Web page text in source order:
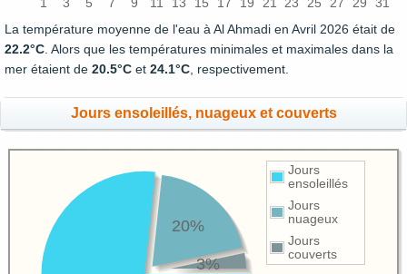
1 3 5 7 9 11 13 15 17 19 21 23 25 27 29 31
La température moyenne de l'eau à Al Ahmadi en Avril 2026 était de
22.2°C . Alors que les températures minimales et maximales dans la
mer étaient de 20.5°C et 24.1°C , respectivement.
Jours ensoleillés, nuageux et couverts
Jours
ensoleillés
Jours
nuageux
Jours
couverts
20%
3%